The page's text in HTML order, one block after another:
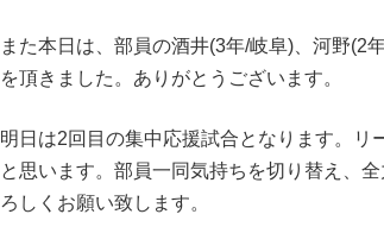
また本日は、部員の酒井(3年/岐阜)、河野(2
を頂きました。ありがとうございます。
明日は2回目の集中応援試合となります。リ
と思います。部員一同気持ちを切り替え、
ろしくお願い致します。